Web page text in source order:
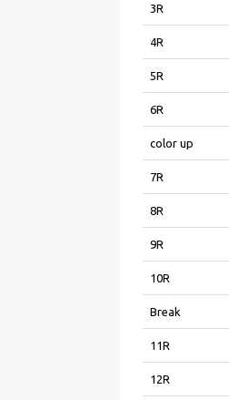
3R
4R
5R
6R
color up
7R
8R
9R
10R
Break
11R
12R